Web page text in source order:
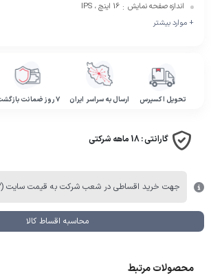
اندازه صفحه نمایش : 16 اینچ ، IPS
+ موارد بیشتر
تحویل اکسپرس ارسال به سراسر ایران ۷ روز ضمانت بازگشت
گارانتی :18 ماهه شرکتی
جهت خرید اقساطی در شعب شرکت به قیمت سایت (۳درصد) افزوده می گردد.
محاسبه اقساط کالا
محصولات مرتبط